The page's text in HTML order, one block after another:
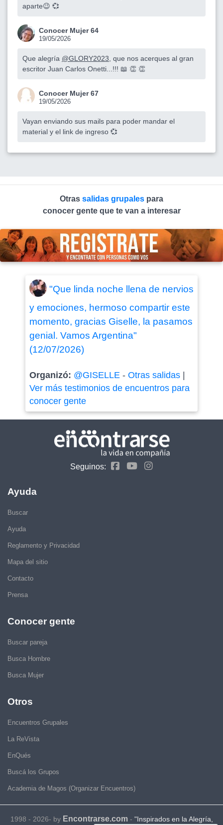
aparte😉 💞
Conocer Mujer 64
19/05/2026
Que alegría @GLORY2023 , que nos acerques al gran
escritor Juan Carlos Onetti...!!! 📖 👏 👏
Conocer Mujer 67
19/05/2026
Vayan enviando sus mails para poder mandar el
material y el link de ingreso 💞
Otras salidas grupales para
conocer gente que te van a interesar
"Que linda noche llena de nervios
y emociones, hermoso compartir este
momento, gracias Giselle, la pasamos
genial. Vamos Argentina"
(12/07/2026)
Organizó: @GISELLE - Otras salidas|
Ver más testimonios de encuentros para
conocer gente
Seguinos:
Ayuda
Buscar
Ayuda
Reglamento y Privacidad
Mapa del sitio
Contacto
Prensa
Conocer gente
Buscar pareja
Busca Hombre
Busca Mujer
Otros
Encuentros Grupales
La ReVista
EnQués
Buscá los Grupos
Academia de Magos (Organizar Encuentros)
1998 - 2026- by Encontrarse.com- "Inspirados en la Alegría,